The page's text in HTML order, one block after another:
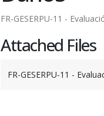
FR-GESERPU-11 -
Attached Files
FR-GESERPU-11 -